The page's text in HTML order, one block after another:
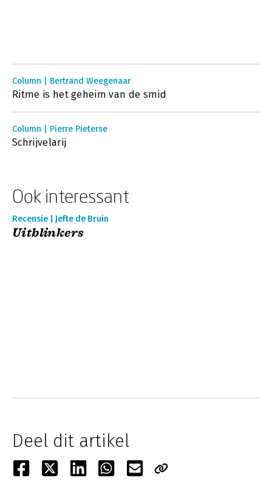
Column | Bertrand Weegenaar
Ritme is het geheim van de smid
Column | Pierre Pieterse
Schrijvelarij
Ook interessant
Recensie | Jefte de Bruin
Uitblinkers
Deel dit artikel